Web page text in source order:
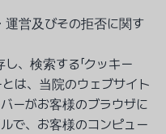
営及びその拒否に関す
、検索する「クッキー
は、当院のウェブサイト
ーがお客様のブラウザに
で、お客様のコンピュー